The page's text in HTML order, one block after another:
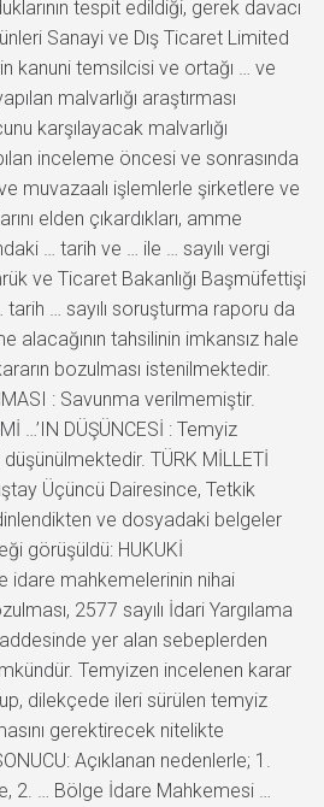
tespit edildiği, gerek davacı
Sanayi ve Dış Ticaret Limited
kanuni temsilcisi ve ortağı … ve
malvarlığı araştırması
karşılayacak malvarlığı
inceleme öncesi ve sonrasında
muvazaalı işlemlerle şirketlere ve
elden çıkardıkları, amme
… tarih ve … ile … sayılı vergi
ve Ticaret Bakanlığı Başmüfettişi
… sayılı soruşturma raporu da
alacağının tahsilinin imkansız hale
bozulması istenilmektedir.
: Savunma verilmemiştir.
…’IN DÜŞÜNCESİ : Temyiz
TÜRK MİLLETİ
Üçüncü Dairesince, Tetkik
ve dosyadaki belgeler
görüşüldü: HUKUKİ
idare mahkemelerinin nihai
2577 sayılı İdari Yargılama
yer alan sebeplerden
Temyizen incelenen karar
dilekçede ileri sürülen temyiz
gerektirecek nitelikte
Açıklanan nedenlerle; 1.
2. … Bölge İdare Mahkemesi …